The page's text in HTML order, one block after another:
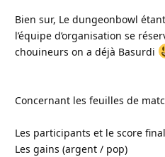
Bien sur, Le dungeonbowl
l’équipe d’organisation se
chouineurs on a déjà Basurdi
Concernant les feuilles de
Les participants et le score final
Les gains (argent / pop)